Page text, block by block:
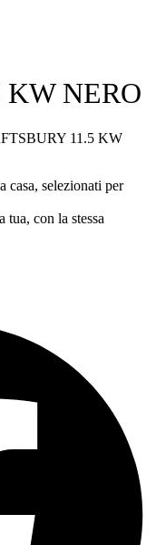
KW NERO
11.5 KW
selezionati per
tua, con la stessa